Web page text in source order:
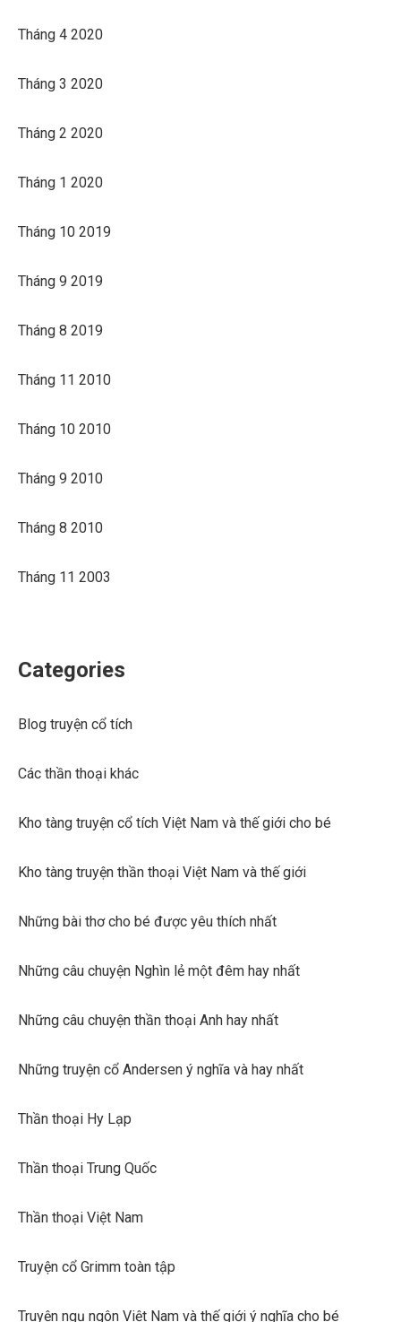
Tháng 4 2020
Tháng 3 2020
Tháng 2 2020
Tháng 1 2020
Tháng 10 2019
Tháng 9 2019
Tháng 8 2019
Tháng 11 2010
Tháng 10 2010
Tháng 9 2010
Tháng 8 2010
Tháng 11 2003
Categories
Blog truyện cổ tích
Các thần thoại khác
Kho tàng truyện cổ tích Việt Nam và thế giới cho bé
Kho tàng truyện thần thoại Việt Nam và thế giới
Những bài thơ cho bé được yêu thích nhất
Những câu chuyện Nghìn lẻ một đêm hay nhất
Những câu chuyện thần thoại Anh hay nhất
Những truyện cổ Andersen ý nghĩa và hay nhất
Thần thoại Hy Lạp
Thần thoại Trung Quốc
Thần thoại Việt Nam
Truyện cổ Grimm toàn tập
Truyện ngụ ngôn Việt Nam và thế giới ý nghĩa cho bé